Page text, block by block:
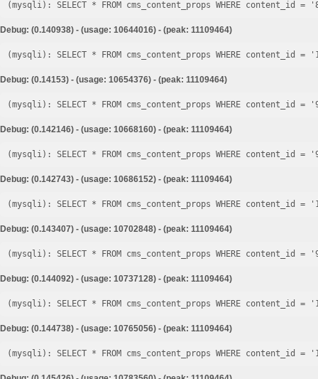
Debug: (0.140938) - (usage: 10644016) - (peak: 11109464)
Debug: (0.14153) - (usage: 10654376) - (peak: 11109464)
Debug: (0.142146) - (usage: 10668160) - (peak: 11109464)
Debug: (0.142743) - (usage: 10686152) - (peak: 11109464)
Debug: (0.143407) - (usage: 10702848) - (peak: 11109464)
Debug: (0.144092) - (usage: 10737128) - (peak: 11109464)
Debug: (0.144738) - (usage: 10765056) - (peak: 11109464)